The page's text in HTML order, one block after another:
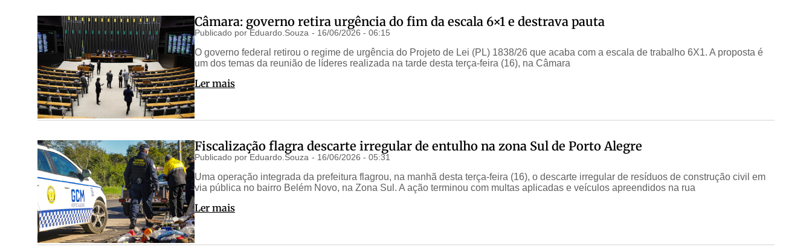
Câmara: governo retira urgência do fim da escala 6×1 e destrava pauta
Publicado porEduardo.Souza - 16/06/2026 - 06:15
O governo federal retirou o regime de urgência do Projeto de Lei (PL) 1838/26 que acaba com a escala de trabalho 6X1. A proposta é
um dos temas da reunião de líderes realizada na tarde desta terça-feira (16), na Câmara
Ler mais
Fiscalização flagra descarte irregular de entulho na zona Sul de Porto Alegre
Publicado porEduardo.Souza - 16/06/2026 - 05:31
Uma operação integrada da prefeitura flagrou, na manhã desta terça-feira (16), o descarte irregular de resíduos de construção civil em
via pública no bairro Belém Novo, na Zona Sul. A ação terminou com multas aplicadas e veículos apreendidos na rua
Ler mais